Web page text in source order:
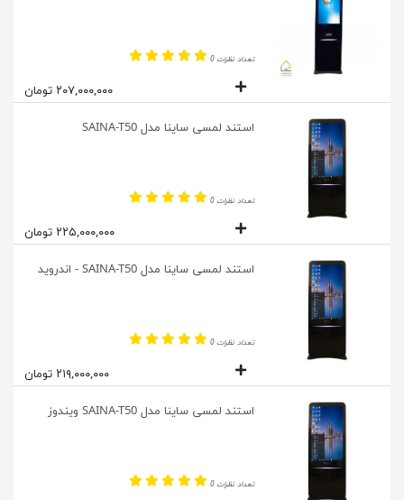
تعداد نظرات 0
۲۰۷,۰۰۰,۰۰۰ تومان
استند لمسی ساینا مدل SAINA-T50
تعداد نظرات 0
۲۲۵,۰۰۰,۰۰۰ تومان
استند لمسی ساینا مدل SAINA-T50 - اندروید
تعداد نظرات 0
۲۱۹,۰۰۰,۰۰۰ تومان
استند لمسی ساینا مدل SAINA-T50 ویندوز
تعداد نظرات 0